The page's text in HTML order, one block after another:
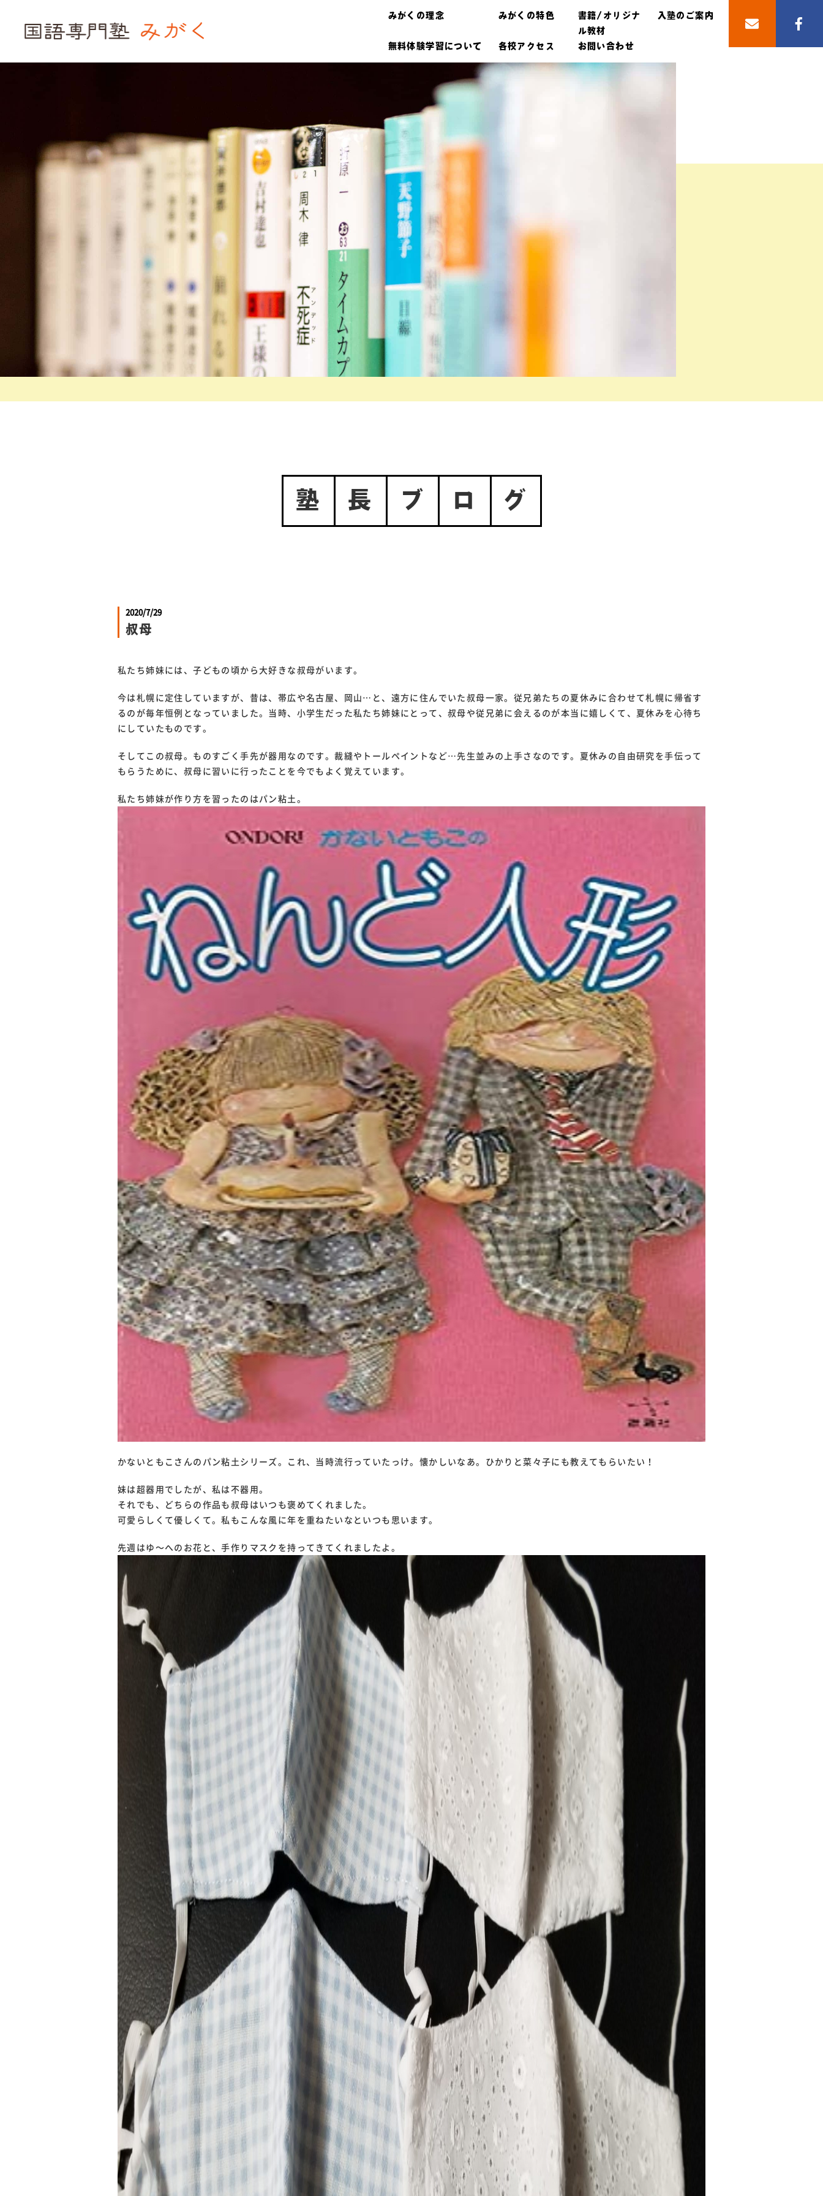
みがくの理念 みがくの特色
書籍/オリジナ
ル教材
入塾のご案内
無料体験学習について 各校アクセス お問い合わせ
塾 長 ブ ロ グ
2020/7/29
叔母
私たち姉妹には、子どもの頃から大好きな叔母がいます。
今は札幌に定住していますが、昔は、帯広や名古屋、岡山…と、遠方に住んでいた叔母一家。従兄弟たちの夏休みに合わせて札幌に帰省す
るのが毎年恒例となっていました。当時、小学生だった私たち姉妹にとって、叔母や従兄弟に会えるのが本当に嬉しくて、夏休みを心待ち
にしていたものです。
そしてこの叔母。ものすごく手先が器用なのです。裁縫やトールペイントなど…先生並みの上手さなのです。夏休みの自由研究を手伝って
もらうために、叔母に習いに行ったことを今でもよく覚えています。
私たち姉妹が作り方を習ったのはパン粘土。
かないともこさんのパン粘土シリーズ。これ、当時流行っていたっけ。懐かしいなあ。ひかりと菜々子にも教えてもらいたい！
妹は超器用でしたが、私は不器用。
それでも、どちらの作品も叔母はいつも褒めてくれました。
可愛らしくて優しくて。私もこんな風に年を重ねたいなといつも思います。
先週はゆ～へのお花と、手作りマスクを持ってきてくれましたよ。